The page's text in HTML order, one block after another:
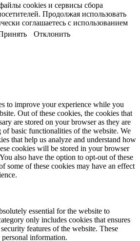
cookies и сервисы сбора
Продолжая использовать
соглашаетесь с использованием
Отклонить
to improve your experience while you
Out of these cookies, the cookies that
are stored on your browser as they are
basic functionalities of the website. We
that help us analyze and understand how
cookies will be stored in your browser
also have the option to opt-out of these
some of these cookies may have an effect
essential for the website to
only includes cookies that ensures
features of the website. These
information.